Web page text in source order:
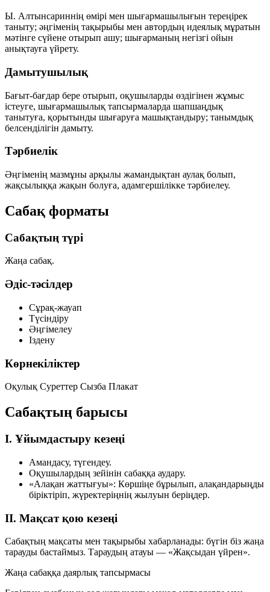
Ы. Алтынсариннің өмірі мен шығармашылығын тереңірек
таныту; әңгіменің тақырыбы мен автордың идеялық мұратын
мәтінге сүйене отырып ашу; шығарманың негізгі ойын
анықтауға үйрету.
Дамытушылық
Бағыт-бағдар бере отырып, оқушыларды өздігінен жұмыс
істеуге, шығармашылық тапсырмаларда шапшаңдық
танытуға, қорытынды шығаруға машықтандыру; танымдық
белсенділігін дамыту.
Тәрбиелік
Әңгіменің мазмұны арқылы жамандықтан аулақ болып,
жақсылыққа жақын болуға, адамгершілікке тәрбиелеу.
Сабақ форматы
Сабақтың түрі
Жаңа сабақ.
Әдіс-тәсілдер
Сұрақ-жауап
Түсіндіру
Әңгімелеу
Іздену
Көрнекіліктер
Оқулық Суреттер Сызба Плакат
Сабақтың барысы
I. Ұйымдастыру кезеңі
Амандасу, түгендеу.
Оқушылардың зейінін сабаққа аудару.
«Алақан жаттығуы»: Көршіңе бұрылып, алақандарыңды
біріктіріп, жүректеріңнің жылуын беріңдер.
II. Мақсат қою кезеңі
Сабақтың мақсаты мен тақырыбы хабарланады: бүгін біз жаңа
тарауды бастаймыз. Тараудың атауы — «Жақсыдан үйрен».
Жаңа сабаққа даярлық тапсырмасы